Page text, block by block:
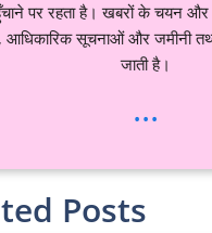
पर रहता है। खबरों के चयन और
आधिकारिक सूचनाओं और जमीनी
जाती है।
...
Posts